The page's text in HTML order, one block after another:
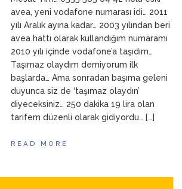
ANNEMavea, yeni vodafone numarası idi… 2011
yılı Aralık ayına kadar… 2003 yılından beri
avea hattı olarak kullandığım numaramı
2010 yılı içinde vodafone’a taşıdım…
Taşımaz olaydım demiyorum ilk
başlarda… Ama sonradan başıma geleni
duyunca siz de ‘taşımaz olaydın’
diyeceksiniz… 250 dakika 19 lira olan
tarifem düzenli olarak gidiyordu… […]
READ MORE